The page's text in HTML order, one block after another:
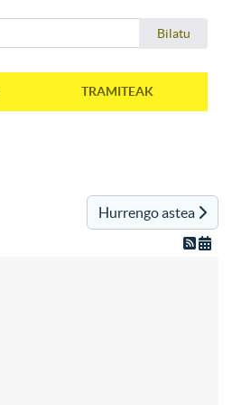
Bilatu
TRAMITEAK
Hurrengo astea